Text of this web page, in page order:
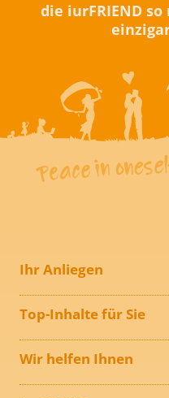
die iurFRIEND
Ihr Anliegen
Top-Inhalte für Sie
Wir helfen Ihnen